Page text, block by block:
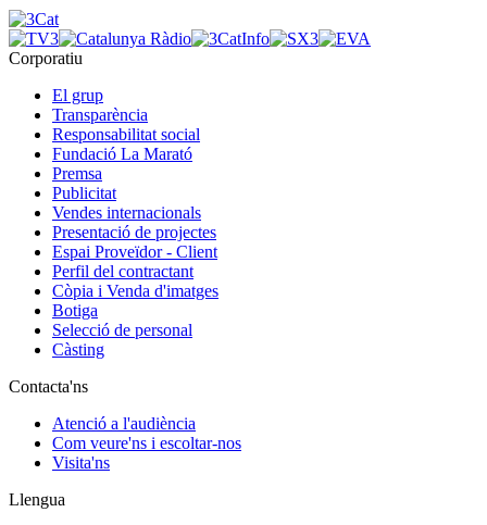
Corporatiu
El grup
Transparència
Responsabilitat social
Fundació La Marató
Premsa
Publicitat
Vendes internacionals
Presentació de projectes
Espai Proveïdor - Client
Perfil del contractant
Còpia i Venda d'imatges
Botiga
Selecció de personal
Càsting
Contacta'ns
Atenció a l'audiència
Com veure'ns i escoltar-nos
Visita'ns
Llengua